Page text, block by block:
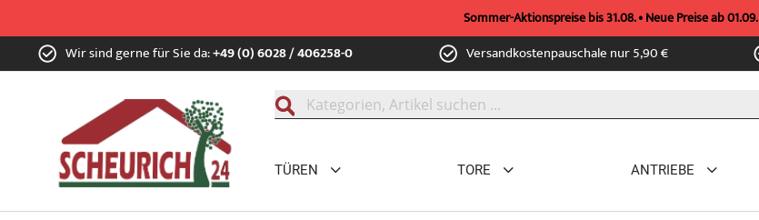
Sommer-Aktionspreise bis 31.08. • Neue Preise ab 01.09.
Zum
Inhalt Wir sind gerne für Sie da:+49 (0) 6028 / 406258-0 Versandkostenpauschale nur 5,90 €
TÜREN TORE ANTRIEBE